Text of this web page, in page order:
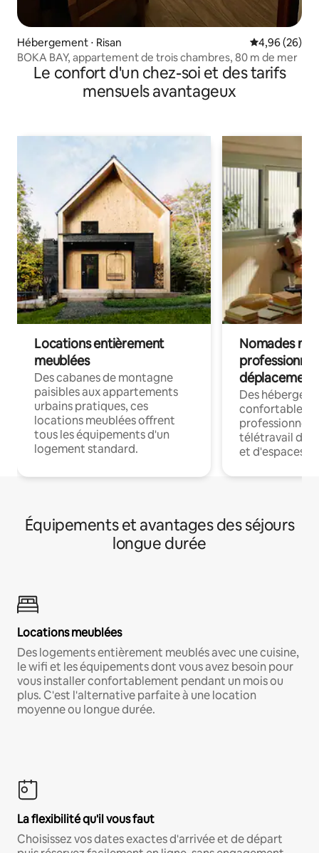
Hébergement ⋅ Risan Évaluation
4,96 (26)
BOKA BAY, appartement de trois chambres, 80 m de mer
Le confort d'un chez-soi et des tarifs
mensuels avantageux
Locations entièrement
meublées
Des cabanes de montagne
paisibles aux appartements
urbains pratiques, ces
locations meublées offrent
tous les équipements d'un
logement standard.
Nomades
déplacement
Des
confortables
professionnels
télétravail
et d'espaces
Équipements et avantages des séjours
longue durée
Locations meublées
Des logements entièrement meublés avec une cuisine,
le wifi et les équipements dont vous avez besoin pour
vous installer confortablement pendant un mois ou
plus. C'est l'alternative parfaite à une location
moyenne ou longue durée.
La flexibilité qu'il vous faut
Choisissez vos dates exactes d'arrivée et de départ